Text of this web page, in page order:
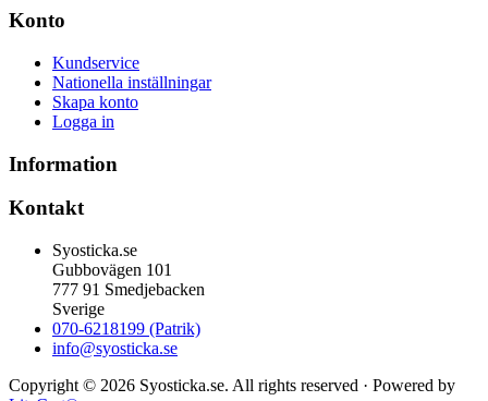
Konto
Kundservice
Nationella inställningar
Skapa konto
Logga in
Information
Kontakt
Syosticka.se
Gubbovägen 101
777 91 Smedjebacken
Sverige
070-6218199 (Patrik)
info@syosticka.se
Copyright © 2026 Syosticka.se. All rights reserved · Powered by